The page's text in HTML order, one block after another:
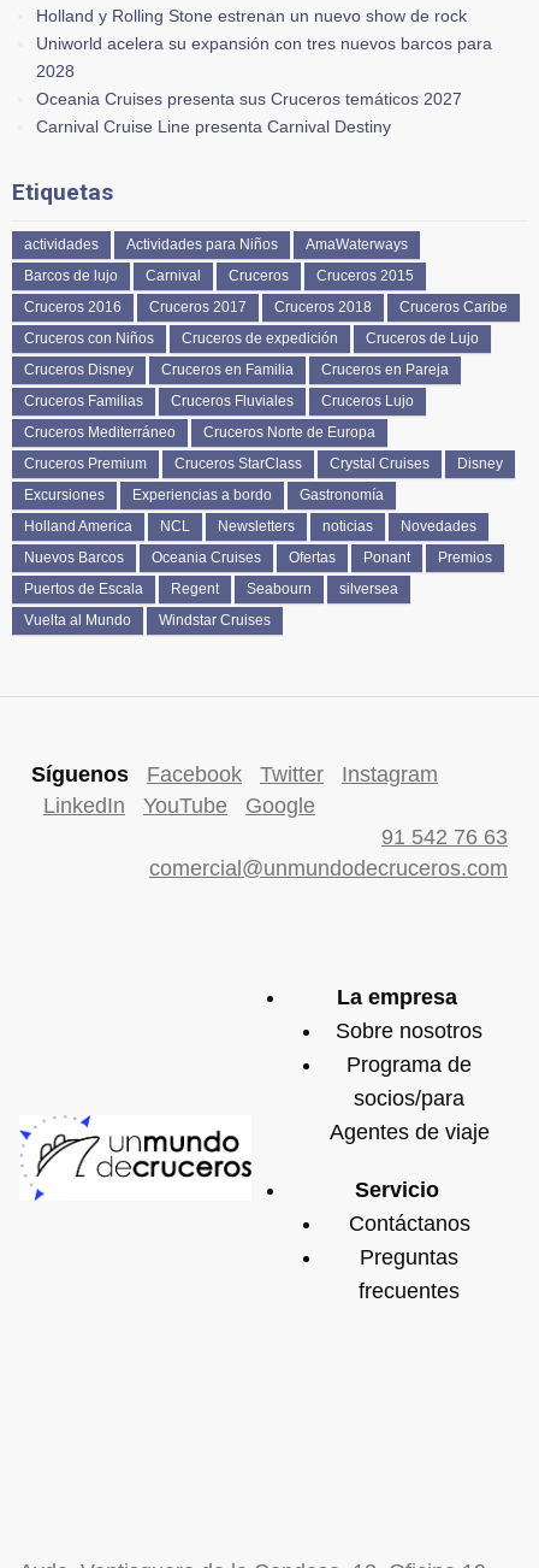
Holland y Rolling Stone estrenan un nuevo show de rock
Uniworld acelera su expansión con tres nuevos barcos para
2028
Oceania Cruises presenta sus Cruceros temáticos 2027
Carnival Cruise Line presenta Carnival Destiny
Etiquetas
actividades Actividades para Niños
AmaWaterways
Barcos de lujo
Carnival Cruceros
Cruceros 2015
Cruceros 2016
Cruceros 2017 Cruceros 2018
Cruceros Caribe
Cruceros con Niños
Cruceros de expedición
Cruceros de Lujo
Cruceros Disney
Cruceros en Familia
Cruceros en Pareja
Cruceros Familias
Cruceros Fluviales
Cruceros Lujo
Cruceros Mediterráneo
Cruceros Norte de Europa
Cruceros Premium
Cruceros StarClass Crystal Cruises
Disney
Excursiones
Experiencias a bordo
Gastronomía
Holland America
NCL Newsletters noticias
Novedades
Nuevos Barcos
Oceania Cruises Ofertas Ponant
Premios
Puertos de Escala
Regent Seabourn
silversea
Vuelta al Mundo
Windstar Cruises
Síguenos Facebook Twitter
Instagram
LinkedIn
YouTube
Google
91 542 76 63
comercial@unmundodecruceros.com
La empresa
Sobre nosotros
Programa de
socios/para
Agentes de viaje
Servicio
Contáctanos
Preguntas
frecuentes